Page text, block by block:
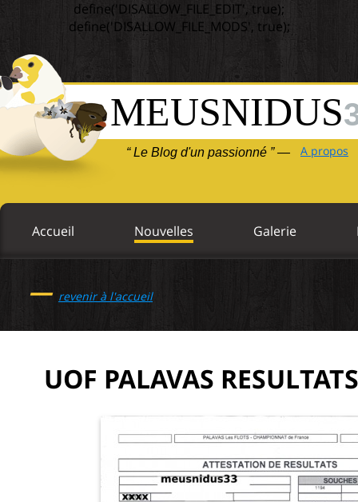
define('DISALLOW_FILE_EDIT', true);
define('DISALLOW_FILE_MODS', true);
MEUSNIDUS
“ Le Blog d'un passionné ” — A propos
Accueil Nouvelles Galerie
— revenir à l'accueil
UOF PALAVAS